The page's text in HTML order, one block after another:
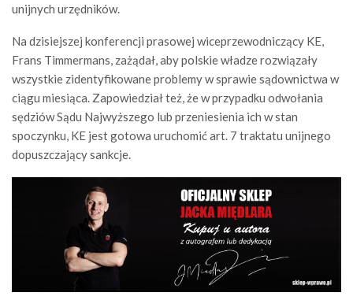
unijnych urzędników.
Na dzisiejszej konferencji prasowej wiceprzewodniczący KE,
Frans Timmermans, zażądał, aby polskie władze rozwiązały
wszystkie zidentyfikowane problemy w sprawie sądownictwa w
ciągu miesiąca. Zapowiedział też, że w przypadku odwołania
sędziów Sądu Najwyższego lub przeniesienia ich w stan
spoczynku, KE jest gotowa uruchomić art. 7 traktatu unijnego
dopuszczający sankcje.